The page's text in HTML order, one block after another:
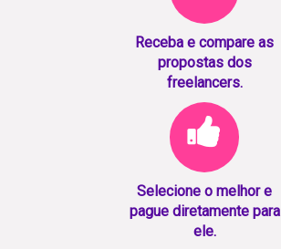
Receba e compare as
propostas dos
freelancers.
Selecione o melhor e
pague diretamente para
ele.